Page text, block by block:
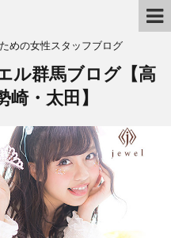
めの女性スタッフブログ
ル群馬ブログ【高
・太田】